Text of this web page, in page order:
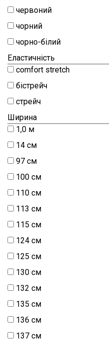
червоний
чорний
чорно-білий
Еластичність
comfort stretch
бістрейч
стрейч
Ширина
1,0 м
14 см
97 см
100 см
110 см
113 см
115 см
124 см
125 см
130 см
132 см
135 см
136 см
137 см